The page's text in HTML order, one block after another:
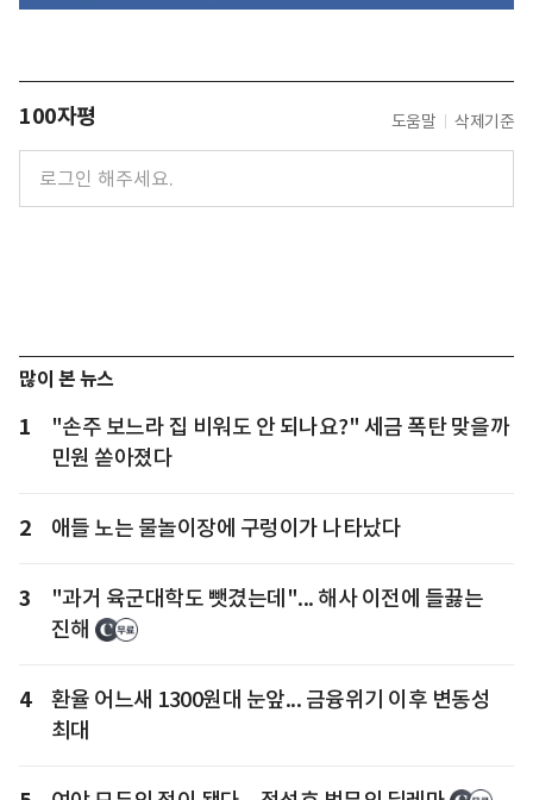
100자평 도움말 삭제기준
많이 본 뉴스
1
"손주 보느라 집 비워도 안 되나요?" 세금 폭탄 맞을까
민원 쏟아졌다
2 애들 노는 물놀이장에 구렁이가 나타났다
3
"과거 육군대학도 뺏겼는데"... 해사 이전에 들끓는
진해
4
환율 어느새 1300원대 눈앞... 금융위기 이후 변동성
최대